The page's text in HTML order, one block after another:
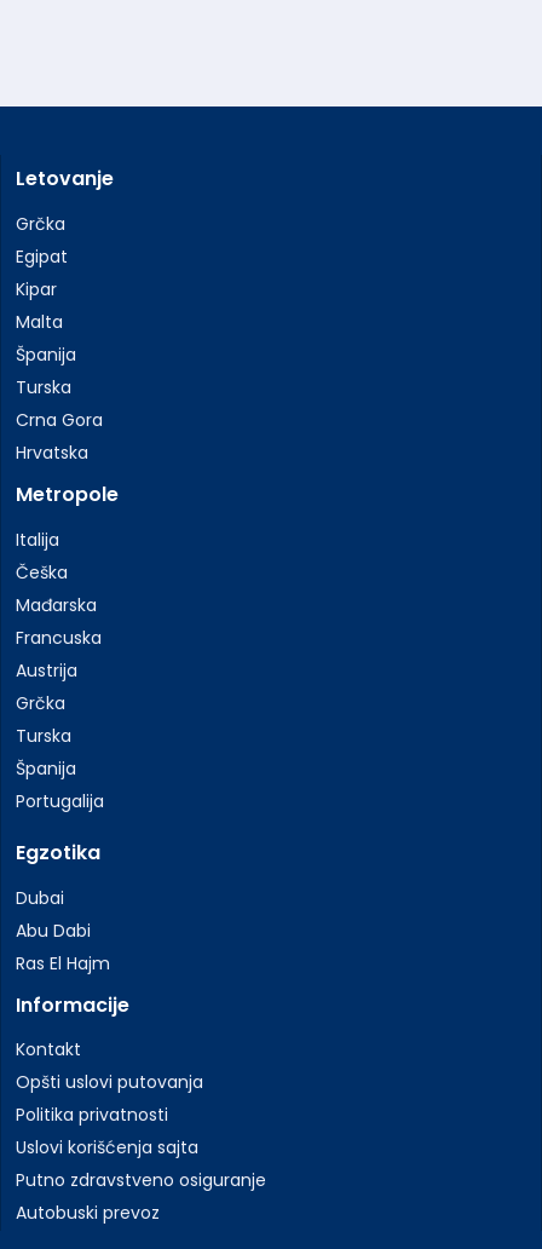
Letovanje
Grčka
Egipat
Kipar
Malta
Španija
Turska
Crna Gora
Hrvatska
Metropole
Italija
Češka
Mađarska
Francuska
Austrija
Grčka
Turska
Španija
Portugalija
Egzotika
Dubai
Abu Dabi
Ras El Hajm
Informacije
Kontakt
Opšti uslovi putovanja
Politika privatnosti
Uslovi korišćenja sajta
Putno zdravstveno osiguranje
Autobuski prevoz